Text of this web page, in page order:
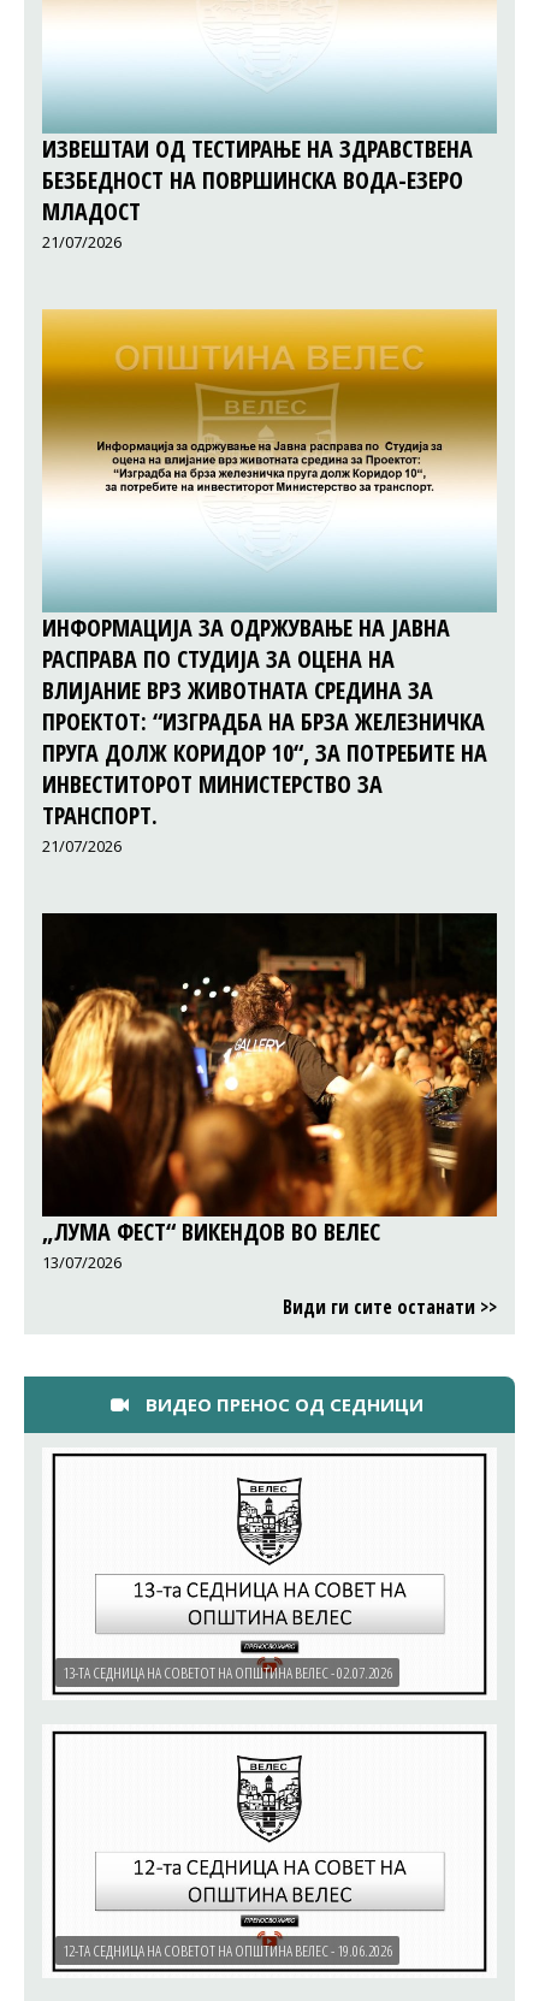
ИЗВЕШТАИ ОД ТЕСТИРАЊЕ НА ЗДРАВСТВЕНА
БЕЗБЕДНОСТ НА ПОВРШИНСКА ВОДА-ЕЗЕРО
МЛАДОСТ
21/07/2026
ИНФОРМАЦИЈА ЗА ОДРЖУВАЊЕ НА ЈАВНА
РАСПРАВА ПО СТУДИЈА ЗА ОЦЕНА НА
ВЛИЈАНИЕ ВРЗ ЖИВОТНАТА СРЕДИНА ЗА
ПРОЕКТОТ: “ИЗГРАДБА НА БРЗА ЖЕЛЕЗНИЧКА
ПРУГА ДОЛЖ КОРИДОР 10“, ЗА ПОТРЕБИТЕ НА
ИНВЕСТИТОРОТ МИНИСТЕРСТВО ЗА
ТРАНСПОРТ.
21/07/2026
„ЛУМА ФЕСТ“ ВИКЕНДОВ ВО ВЕЛЕС
13/07/2026
Види ги сите останати >>
ВИДЕО ПРЕНОС ОД СЕДНИЦИ
13-ТА СЕДНИЦА НА СОВЕТОТ НА ОПШТИНА ВЕЛЕС - 02.07.2026
12-ТА СЕДНИЦА НА СОВЕТОТ НА ОПШТИНА ВЕЛЕС - 19.06.2026